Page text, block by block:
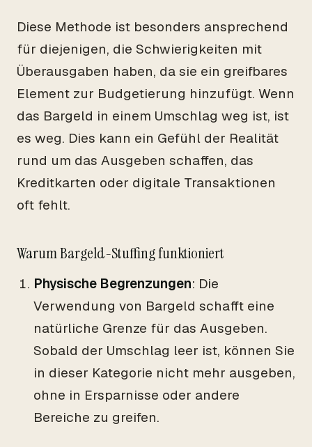
Diese Methode ist besonders ansprechend
für diejenigen, die Schwierigkeiten mit
Überausgaben haben, da sie ein greifbares
Element zur Budgetierung hinzufügt. Wenn
das Bargeld in einem Umschlag weg ist, ist
es weg. Dies kann ein Gefühl der Realität
rund um das Ausgeben schaffen, das
Kreditkarten oder digitale Transaktionen
oft fehlt.
Warum Bargeld-Stuffing funktioniert
Physische Begrenzungen: Die
Verwendung von Bargeld schafft eine
natürliche Grenze für das Ausgeben.
Sobald der Umschlag leer ist, können Sie
in dieser Kategorie nicht mehr ausgeben,
ohne in Ersparnisse oder andere
Bereiche zu greifen.